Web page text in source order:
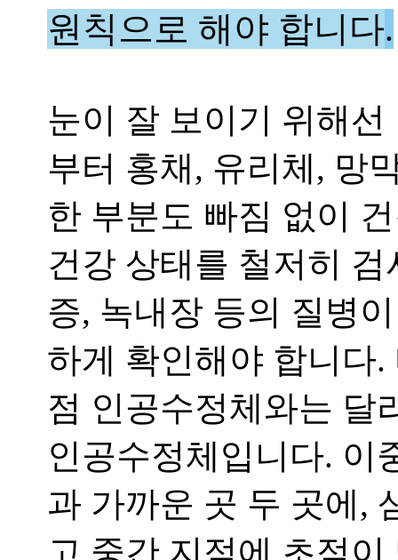
원칙으로 해야 합니다.
눈이 잘 보이기 위해
부터 홍채, 유리체, 망
한 부분도 빠짐 없이
건강 상태를 철저히
증, 녹내장 등의 질병
하게 확인해야 합니다.
점 인공수정체와는 달
인공수정체입니다. 이
과 가까운 곳 두 곳에,
고 중간 지점에 초점